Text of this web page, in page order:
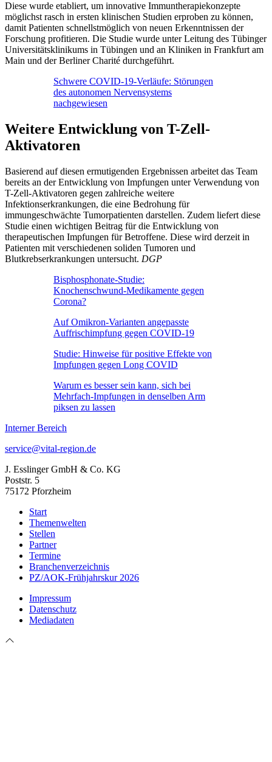
Diese wurde etabliert, um innovative Immuntherapiekonzepte
möglichst rasch in ersten klinischen Studien erproben zu können,
damit Patienten schnellstmöglich von neuen Erkenntnissen der
Forschung profitieren. Die Studie wurde unter Leitung des Tübinger
Universitätsklinikums in Tübingen und an Kliniken in Frankfurt am
Main und der Berliner Charité durchgeführt.
Schwere COVID-19-Verläufe: Störungen
des autonomen Nervensystems
nachgewiesen
Weitere Entwicklung von T-Zell-
Aktivatoren
Basierend auf diesen ermutigenden Ergebnissen arbeitet das Team
bereits an der Entwicklung von Impfungen unter Verwendung von
T-Zell-Aktivatoren gegen zahlreiche weitere
Infektionserkrankungen, die eine Bedrohung für
immungeschwächte Tumorpatienten darstellen. Zudem liefert diese
Studie einen wichtigen Beitrag für die Entwicklung von
therapeutischen Impfungen für Betroffene. Diese wird derzeit in
Patienten mit verschiedenen soliden Tumoren und
Blutkrebserkrankungen untersucht. DGP
Bisphosphonate-Studie:
Knochenschwund-Medikamente gegen
Corona?
Auf Omikron-Varianten angepasste
Auffrischimpfung gegen COVID-19
Studie: Hinweise für positive Effekte von
Impfungen gegen Long COVID
Warum es besser sein kann, sich bei
Mehrfach-Impfungen in denselben Arm
piksen zu lassen
Interner Bereich
service@vital-region.de
J. Esslinger GmbH & Co. KG
Poststr. 5
75172 Pforzheim
Start
Themenwelten
Stellen
Partner
Termine
Branchenverzeichnis
PZ/AOK-Frühjahrskur 2026
Impressum
Datenschutz
Mediadaten